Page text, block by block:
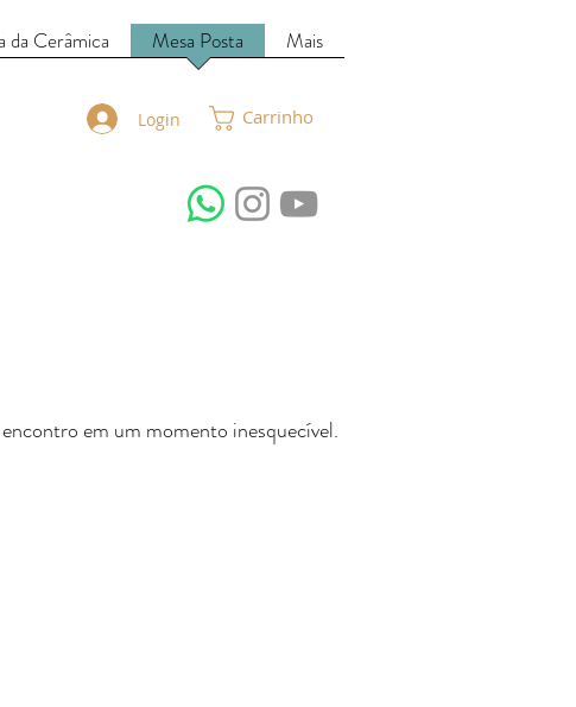
da Cerâmica Mesa Posta Mais
Login Carrinho
em um momento inesquecível.